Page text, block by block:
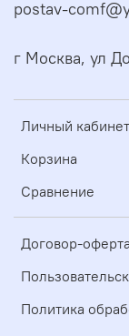
Личный кабинет
Корзина
Сравнение
Договор-оферта
Политика
postav-
г Москва, ул